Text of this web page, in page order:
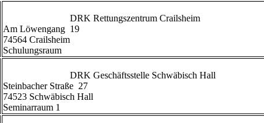
Am Löwengang  19
74564 Crailsheim
Schulungsraum
Steinbacher Straße  27
74523 Schwäbisch Hall
Seminarraum 1